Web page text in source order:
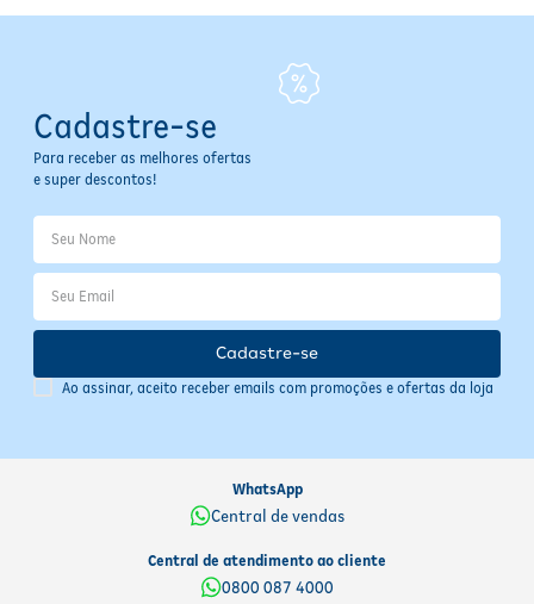
Cadastre-se
Para receber as melhores ofertas
e super descontos!
Ao assinar, aceito receber emails com promoções e ofertas da loja
Cadastre-se
WhatsApp
Central de vendas
Central de atendimento ao cliente
0800 087 4000